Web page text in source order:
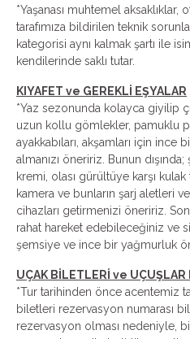
*Yaşanası muhtemel aksaklıklar,
tarafımıza bildirilen teknik
kategorisi aynı kalmak şartı ile
kendilerinde saklı tutar.
KIYAFET ve GEREKLİ EŞYALAR
*Yaz sezonunda kolayca giyilip
uzun kollu gömlekler, pamuklu
ayakkabıları, akşamları için ince
almanızı öneririz. Bunun
kremi, olası gürültüye karşı
kamera ve bunların şarj aletleri
cihazları getirmenizi öneririz.
rahat hareket edebileceğiniz ve
şemsiye ve ince bir yağmurluk
UÇAK BİLETLERİ ve UÇUŞLAR
*Tur tarihinden önce acentemiz
biletleri rezervasyon numarası
rezervasyon olması nedeniyle,